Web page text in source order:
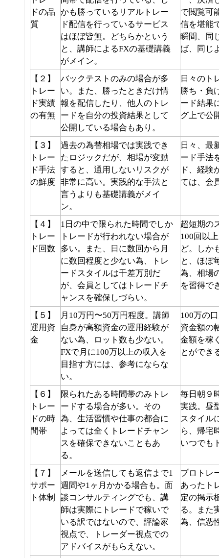
ドの品
質
かも勝っているリアルトレー
ド配信を行っているサービス
はほぼ皆無。どちらかという
と、講師によるFXの基礎講義
がメイン。
で閲覧可
信を堪能
瞬間、同
ば、同じ
【２】
トレー
ド実績
の有無
バックテストのみの場合が多
い。また、勝ったときだけ情
報を配信したり、他人のトレ
ードを自分の投資結果として
公開している場合もあり。
日々のト
勝ち・負
ード結果
グ上で公
【３】
トレー
ド手法
の鮮度
過去の為替相場では実践でき
たロジックだが、 相場が変動
すると、通用しないリスクが
非常に高い。実践的な手法と
言うよりも基礎講義がメイ
ン。
日々、最
ード手法
ド、経験
ては、会
【４】
トレー
ド回数
1日の中で限られた時間でしか
トレードが行われない場合が
多い。また、日に数回から月
に数回程度と少ない為、トレ
ードスタイルは千差万別だ
が、会員としては トレードチ
ャンスを確保しづらい。
超短期の
100回以
ど。しか
と、ほぼ
為、 相場
を習得で
【５】
運用資
金
月10万円〜50万円程度。 講師
自身が高額資金の運用経験が
ない為、ロット数も少ない。
FXで月に100万以上の収入を
目指す方には、参考にならな
い。
100万の
資金額の
金額を稼
とができ
【６】
トレー
ドの時
間帯
限られたある時間帯のみトレ
ードする場合が多い。その
為、 生活習慣や仕事の都合に
よっては全くトレードチャン
スを確保できないこともあ
る。
毎日朝９
実践。 昼
スタイル
ら、帰宅
いつでも
【７】
サポー
ト体制
メールを送信しても返信まで1
週間や1ヶ月かかる場合も。面
談コンサルティングでも、 講
師は実際にトレードで稼いで
いる訳ではないので、評論家
視点で、トレーダー視点での
アドバイスがもらえない。
プロトレ
あったト
定の掲示
る。また
為、信憑